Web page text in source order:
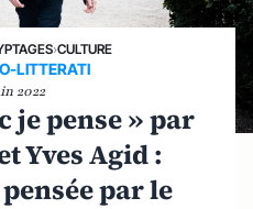
›CULTURE
LITTERATI
2022
je pense » par
Yves Agid :
par le